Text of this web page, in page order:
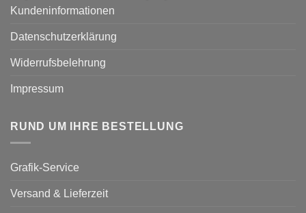
Kundeninformationen
Datenschutzerklärung
Widerrufsbelehrung
Impressum
RUND UM IHRE BESTELLUNG
Grafik-Service
Versand & Lieferzeit